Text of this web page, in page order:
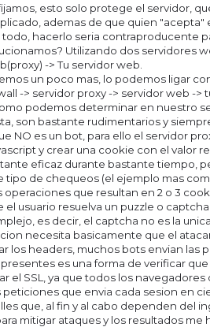
esto solo protege el servidor,
ademas de que quien
hacerlo seria contraproducente
Utilizando dos servidores
-> Tu servidor web.
un poco mas, lo podemos ligar
-> servidor proxy -> servidor web ->
podemos determinar en nuestro
son bastante rudimentarios y
NO es un bot, para ello el servidor
y crear una cookie con el valor
eficaz durante bastante tiempo,
tipo de chequeos (el ejemplo mas
operaciones que resultan en 2 o 3
el usuario resuelva un puzzle o
es decir, el captcha no es la
necesita basicamente que el
los headers, muchos bots envian
es una forma de verificar
el SSL, ya que todos los
peticiones que envia cada sesion en
que, al fin y al cabo dependen del
mitigar ataques y los resultados me